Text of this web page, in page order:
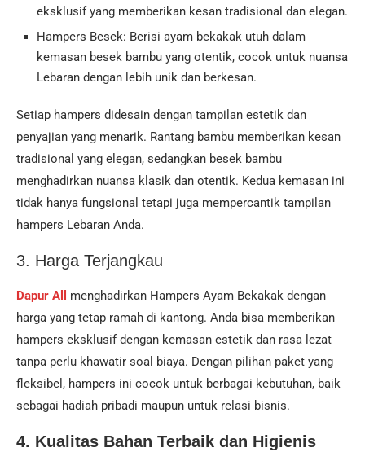
eksklusif yang memberikan kesan tradisional dan elegan.
Hampers Besek: Berisi ayam bekakak utuh dalam
kemasan besek bambu yang otentik, cocok untuk nuansa
Lebaran dengan lebih unik dan berkesan.
Setiap hampers didesain dengan tampilan estetik dan
penyajian yang menarik. Rantang bambu memberikan kesan
tradisional yang elegan, sedangkan besek bambu
menghadirkan nuansa klasik dan otentik. Kedua kemasan ini
tidak hanya fungsional tetapi juga mempercantik tampilan
hampers Lebaran Anda.
3. Harga Terjangkau
Dapur All
menghadirkan Hampers Ayam Bekakak dengan
harga yang tetap ramah di kantong. Anda bisa memberikan
hampers eksklusif dengan kemasan estetik dan rasa lezat
tanpa perlu khawatir soal biaya. Dengan pilihan paket yang
fleksibel, hampers ini cocok untuk berbagai kebutuhan, baik
sebagai hadiah pribadi maupun untuk relasi bisnis.
4. Kualitas Bahan Terbaik dan Higienis